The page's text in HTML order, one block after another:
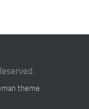
theme